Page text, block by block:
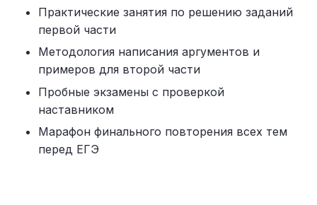
Практические занятия по решению заданий
первой части
Методология написания аргументов и
примеров для второй части
Пробные экзамены с проверкой
наставником
Марафон финального повторения всех тем
перед ЕГЭ